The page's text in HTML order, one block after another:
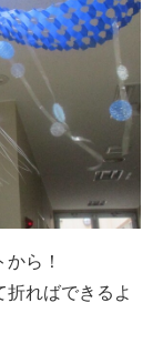
ら！
ればできるよ